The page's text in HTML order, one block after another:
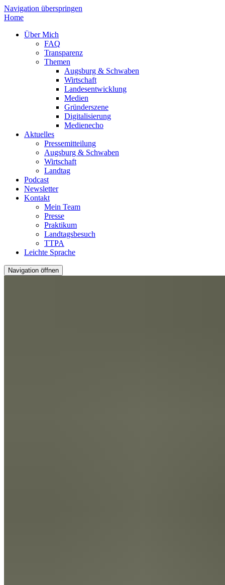
Navigation überspringen
Home
Über Mich
FAQ
Transparenz
Themen
Augsburg & Schwaben
Wirtschaft
Landesentwicklung
Medien
Gründerszene
Digitalisierung
Medienecho
Aktuelles
Pressemitteilung
Augsburg & Schwaben
Wirtschaft
Landtag
Podcast
Newsletter
Kontakt
Mein Team
Presse
Praktikum
Landtagsbesuch
TTPA
Leichte Sprache
Navigation öffnen